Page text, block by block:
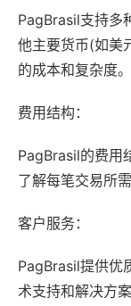
PagBrasil支持多
他主要货币(如美
的成本和复杂度。
费用结构：
PagBrasil的费用
了解每笔交易所
客户服务：
PagBrasil提供优
术支持和解决方